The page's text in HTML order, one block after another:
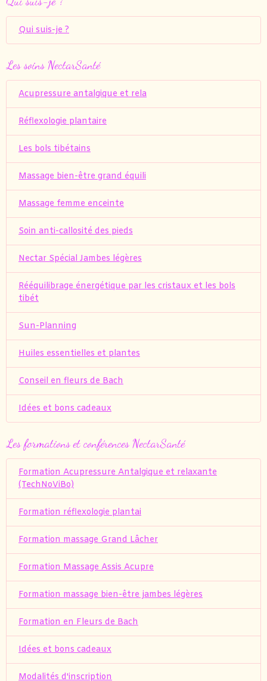
Qui suis-je ?
Les soins NectarSanté
Acupressure antalgique et rela
Réflexologie plantaire
Les bols tibétains
Massage bien-être grand équili
Massage femme enceinte
Soin anti-callosité des pieds
Nectar Spécial Jambes légères
Rééquilibrage énergétique par les cristaux et les bols
tibét
Sun-Planning
Huiles essentielles et plantes
Conseil en fleurs de Bach
Idées et bons cadeaux
Les formations et conférences NectarSanté
Formation Acupressure Antalgique et relaxante
(TechNoViBo)
Formation réflexologie plantai
Formation massage Grand Lâcher
Formation Massage Assis Acupre
Formation massage bien-être jambes légères
Formation en Fleurs de Bach
Idées et bons cadeaux
Modalités d'inscription